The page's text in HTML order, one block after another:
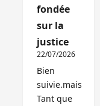
fondée
sur la
justice
22/07/2026
Bien
suivie.mais
Tant que